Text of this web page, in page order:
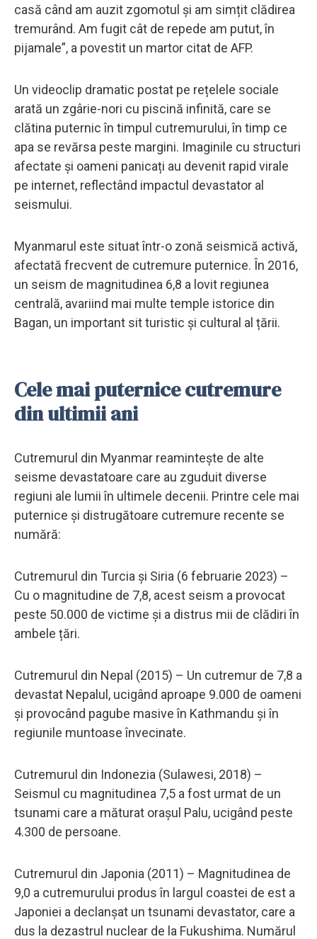
casă când am auzit zgomotul și am simțit clădirea
tremurând. Am fugit cât de repede am putut, în
pijamale”, a povestit un martor citat de AFP.
Un videoclip dramatic postat pe rețelele sociale
arată un zgârie-nori cu piscină infinită, care se
clătina puternic în timpul cutremurului, în timp ce
apa se revărsa peste margini. Imaginile cu structuri
afectate și oameni panicați au devenit rapid virale
pe internet, reflectând impactul devastator al
seismului.
Myanmarul este situat într-o zonă seismică activă,
afectată frecvent de cutremure puternice. În 2016,
un seism de magnitudinea 6,8 a lovit regiunea
centrală, avariind mai multe temple istorice din
Bagan, un important sit turistic și cultural al țării.
Cele mai puternice cutremure
din ultimii ani
Cutremurul din Myanmar reamintește de alte
seisme devastatoare care au zguduit diverse
regiuni ale lumii în ultimele decenii. Printre cele mai
puternice și distrugătoare cutremure recente se
numără:
Cutremurul din Turcia și Siria (6 februarie 2023) –
Cu o magnitudine de 7,8, acest seism a provocat
peste 50.000 de victime și a distrus mii de clădiri în
ambele țări.
Cutremurul din Nepal (2015) – Un cutremur de 7,8 a
devastat Nepalul, ucigând aproape 9.000 de oameni
și provocând pagube masive în Kathmandu și în
regiunile muntoase învecinate.
Cutremurul din Indonezia (Sulawesi, 2018) –
Seismul cu magnitudinea 7,5 a fost urmat de un
tsunami care a măturat orașul Palu, ucigând peste
4.300 de persoane.
Cutremurul din Japonia (2011) – Magnitudinea de
9,0 a cutremurului produs în largul coastei de est a
Japoniei a declanșat un tsunami devastator, care a
dus la dezastrul nuclear de la Fukushima. Numărul